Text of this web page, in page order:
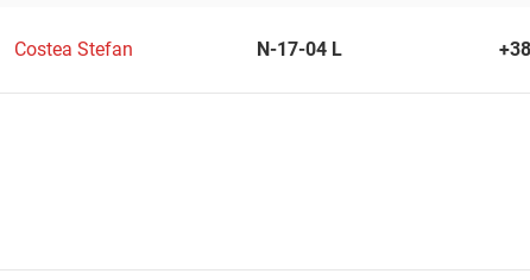
Costea Stefan N-17-04 L